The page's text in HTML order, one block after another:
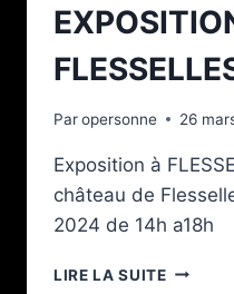
Paropersonne 26
Exposition à
château de
2024 de 14h a18h
LIRE LA SUITE